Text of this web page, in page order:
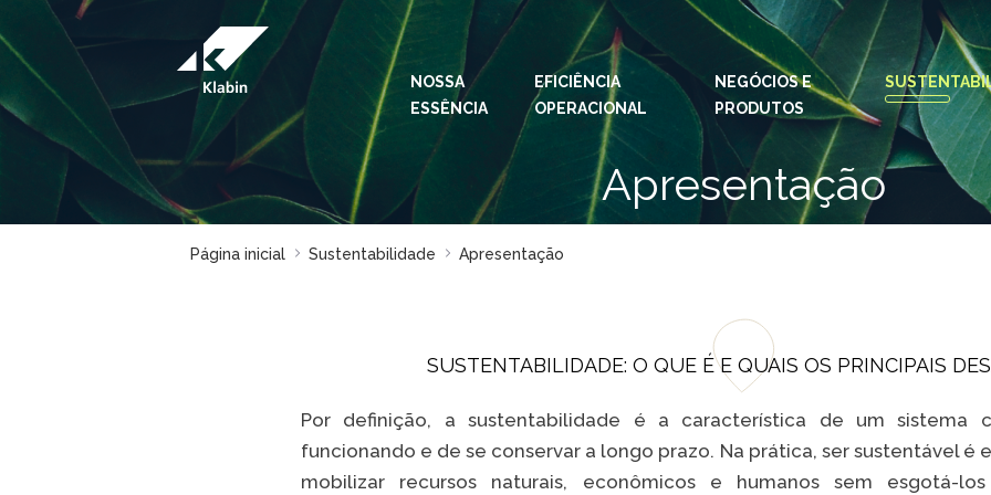
Pular para o Conteúdo principal
NOSSA
ESSÊNCIA
EFICIÊNCIA
OPERACIONAL
NEGÓCIOS E
PRODUTOS
Apresentação
IDIOMAS: PT EN
ESPAÇOS KLABIN
Relações com
Investidores
Todas Florestas
Painel ASG
Página inicial Sustentabilidade Apresentação
SUSTENTABILIDADE: O QUE É E QUAIS OS PRINCIPAIS
Por definição, a sustentabilidade é a característica de um sistema
funcionando e de se conservar a longo prazo. Na prática, ser sustentável é
mobilizar recursos naturais, econômicos e humanos sem esgotá-